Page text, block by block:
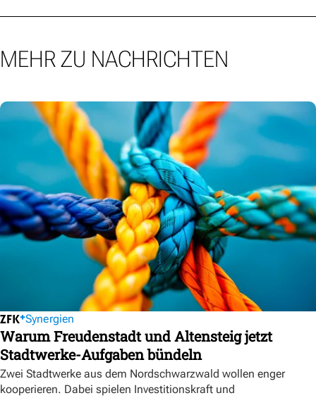
MEHR ZU NACHRICHTEN
Synergien
Warum Freudenstadt und Altensteig jetzt
Stadtwerke-Aufgaben bündeln
Zwei Stadtwerke aus dem Nordschwarzwald wollen enger
kooperieren. Dabei spielen Investitionskraft und